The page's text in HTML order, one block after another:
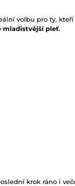
volbu pro ty,
mladistvější pleť.
krok ráno i